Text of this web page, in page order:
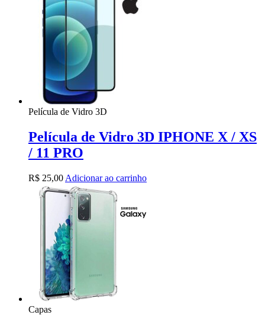
Película de Vidro 3D
Película de Vidro 3D IPHONE X / XS
/ 11 PRO
R$ 25,00 Adicionar ao carrinho
Capas